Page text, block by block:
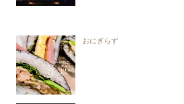
おにぎらず